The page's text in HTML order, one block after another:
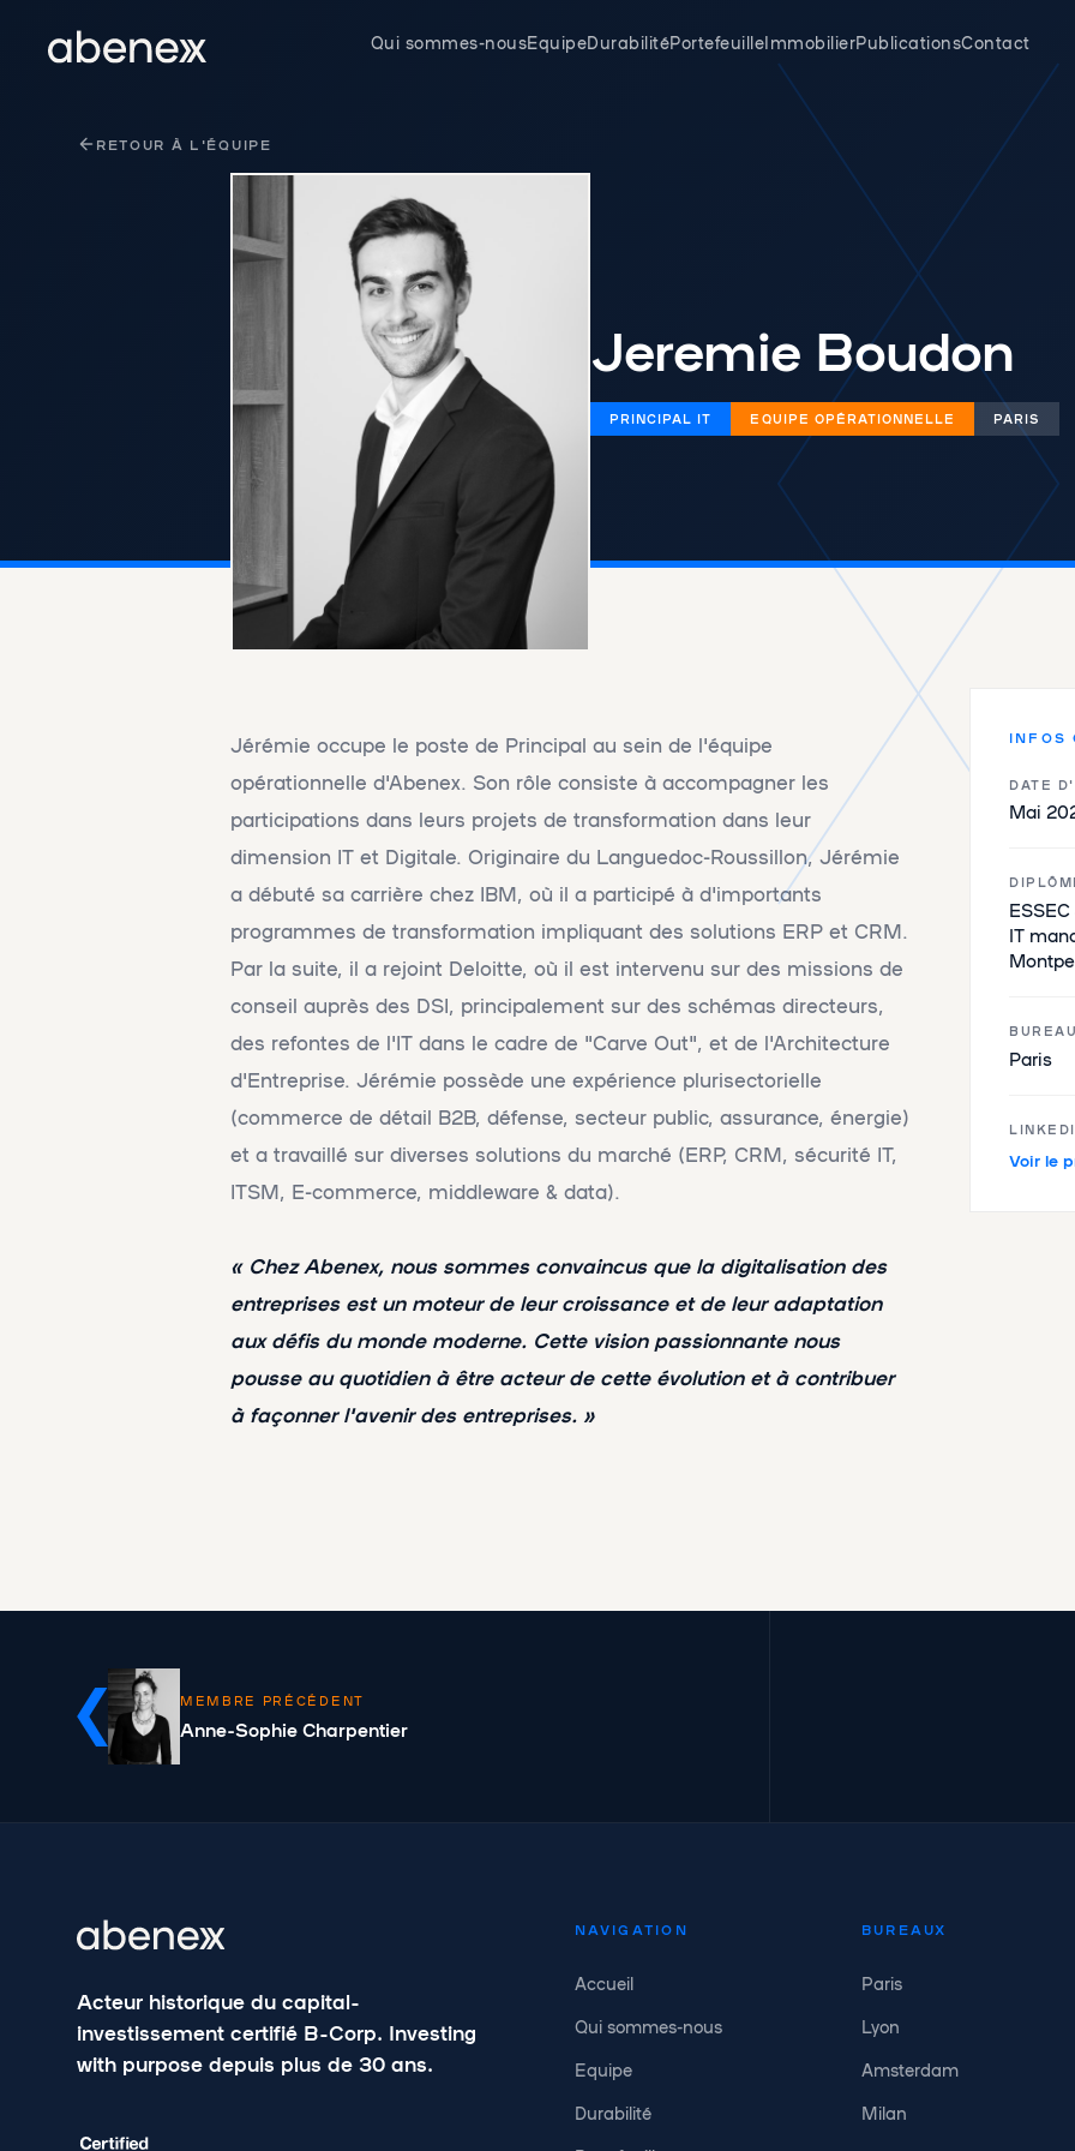
Qui sommes-nousEquipeDurabilitéPortefeuilleImmobilierPublicationsContact
RETOUR À L'ÉQUIPE
Jeremie Boudon
PRINCIPAL IT EQUIPE OPÉRATIONNELLE PARIS
Jérémie occupe le poste de Principal au sein de l'équipe
opérationnelle d'Abenex. Son rôle consiste à accompagner les
participations dans leurs projets de transformation dans leur
dimension IT et Digitale. Originaire du Languedoc-Roussillon, Jérémie
a débuté sa carrière chez IBM, où il a participé à d'importants
programmes de transformation impliquant des solutions ERP et CRM.
Par la suite, il a rejoint Deloitte, où il est intervenu sur des missions de
conseil auprès des DSI, principalement sur des schémas directeurs,
des refontes de l'IT dans le cadre de "Carve Out", et de l'Architecture
d'Entreprise. Jérémie possède une expérience plurisectorielle
(commerce de détail B2B, défense, secteur public, assurance, énergie)
et a travaillé sur diverses solutions du marché (ERP, CRM, sécurité IT,
ITSM, E-commerce, middleware & data).
« Chez Abenex, nous sommes convaincus que la digitalisation des
entreprises est un moteur de leur croissance et de leur adaptation
aux défis du monde moderne. Cette vision passionnante nous
pousse au quotidien à être acteur de cette évolution et à contribuer
à façonner l'avenir des entreprises. »
INFOS
DATE
Mai
IT
BUREAU
Paris
Voir le
MEMBRE PRÉCÉDENT
Anne-Sophie Charpentier
Acteur historique du capital-
investissement certifié B-Corp. Investing
with purpose depuis plus de 30 ans.
NAVIGATION
Accueil
Qui sommes-nous
Equipe
Durabilité
BUREAUX
Paris
Lyon
Amsterdam
Milan